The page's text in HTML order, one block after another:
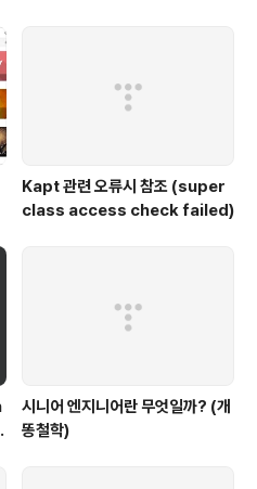
Kapt 관련 오류시 참조 (super
class access check failed)
시니어 엔지니어란 무엇일까? (개
똥철학)